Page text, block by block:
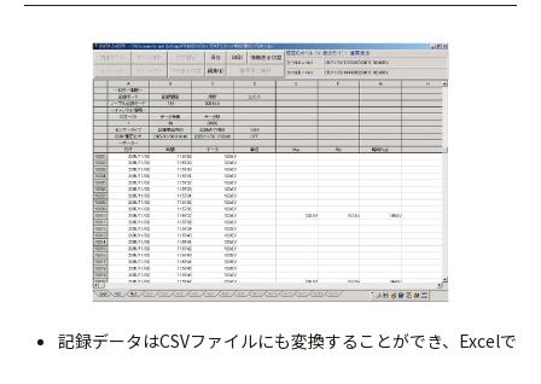
記録データはCSVファイルにも変換することができ、Excelで